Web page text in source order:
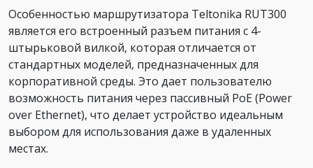
Особенностью маршрутизатора Teltonika RUT300
является его встроенный разъем питания с 4-
штырьковой вилкой, которая отличается от
стандартных моделей, предназначенных для
корпоративной среды. Это дает пользователю
возможность питания через пассивный PoE (Power
over Ethernet), что делает устройство идеальным
выбором для использования даже в удаленных
местах.